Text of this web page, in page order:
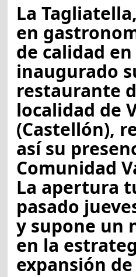
La
en
de calidad en
inaugurado
restaurante
localidad de
(Castellón),
así su
Comunidad
La apertura
pasado
y supone un
en la
expansión